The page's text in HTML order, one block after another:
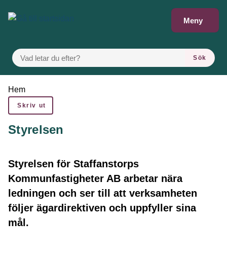
till innehåll
Meny
VAD LETAR DU EFTER?
Sök
Du är här:
Hem
Skriv ut
Styrelsen
Styrelsen för Staffanstorps
Kommunfastigheter AB arbetar nära
ledningen och ser till att verksamheten
följer ägardirektiven och uppfyller sina
mål.